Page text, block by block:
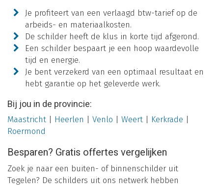
Je profiteert van een verlaagd btw-tarief op de
arbeids- en materiaalkosten.
De schilder heeft de klus in korte tijd afgerond.
Een schilder bespaart je een hoop waardevolle
tijd en energie.
Je bent verzekerd van een optimaal resultaat en
hebt garantie op het geleverde werk.
Bij jou in de provincie:
Maastricht Heerlen Venlo Weert Kerkrade
Roermond
Besparen? Gratis offertes vergelijken
Zoek je naar een buiten- of binnenschilder uit
Tegelen? De schilders uit ons netwerk hebben